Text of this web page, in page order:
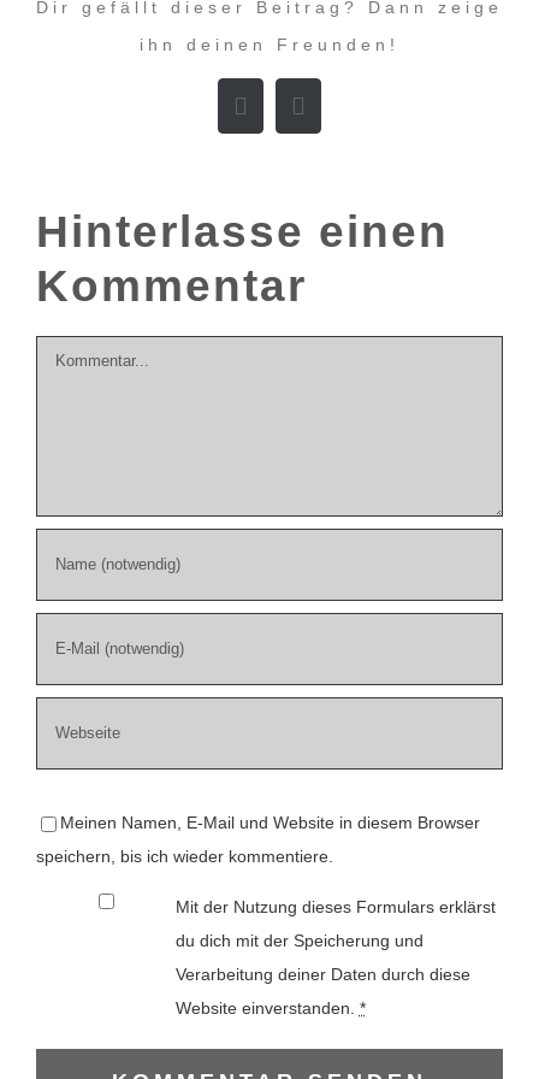
Dir gefällt dieser Beitrag? Dann zeige
ihn deinen Freunden!
Facebook
E-
Mail
Hinterlasse einen
Kommentar
Kommentar
Meinen Namen, E-Mail und Website in diesem Browser
speichern, bis ich wieder kommentiere.
Mit der Nutzung dieses Formulars erklärst
du dich mit der Speicherung und
Verarbeitung deiner Daten durch diese
Website einverstanden. *